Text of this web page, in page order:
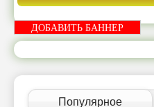
ДОБАВИТЬ БАННЕР
Популярное